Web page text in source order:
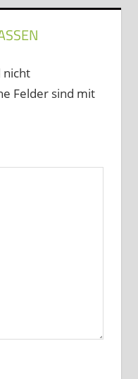
nicht
Felder sind mit